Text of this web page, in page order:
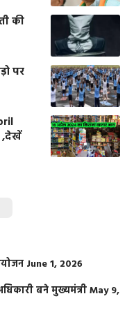
की
पर
,देखें
June 1, 2026
बने मुख्यमंत्रीMay 9,